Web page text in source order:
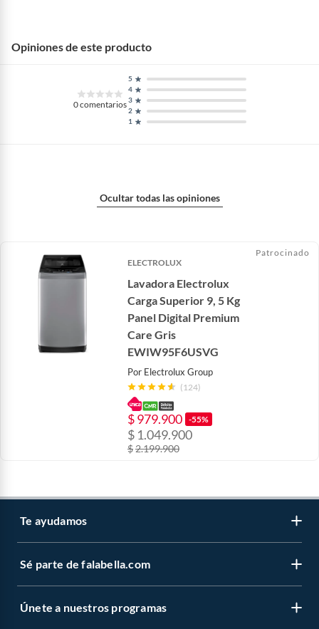
Opiniones de este producto
0comentarios
1
2
3
4
5
Ocultar todas las opiniones
ELECTROLUX
Lavadora Electrolux
Carga Superior 9, 5 Kg
Panel Digital Premium
Care Gris
EWIW95F6USVG
Por Electrolux Group
(124)
$979.900 -55%
$ 1.049.900
$2.199.900
Patrocinado
Te ayudamos
Venta telefónica
Sé parte de falabella.com
Vende en falabella.com
Únete a nuestros programas